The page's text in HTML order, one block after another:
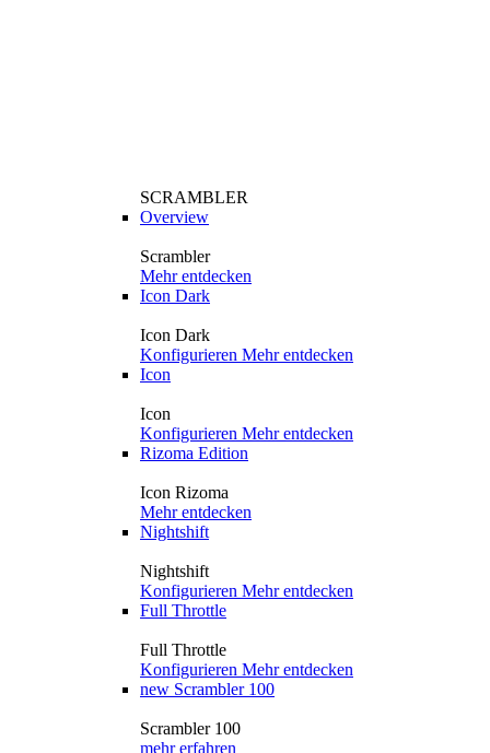
SCRAMBLER
Overview
Scrambler
Mehr entdecken
Icon Dark
Icon Dark
Konfigurieren Mehr entdecken
Icon
Icon
Konfigurieren Mehr entdecken
Rizoma Edition
Icon Rizoma
Mehr entdecken
Nightshift
Nightshift
Konfigurieren Mehr entdecken
Full Throttle
Full Throttle
Konfigurieren Mehr entdecken
new Scrambler 100
Scrambler 100
mehr erfahren